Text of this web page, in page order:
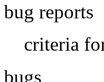
bug reports
criteria
bugs